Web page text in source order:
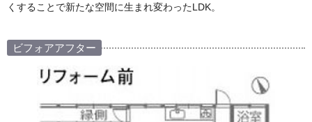
くすることで新たな空間に生まれ変わったLDK。
ビフォアアフター